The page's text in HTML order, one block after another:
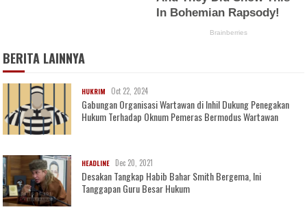
BERITA LAINNYA
HUKRIM Oct 22, 2024
Gabungan Organisasi Wartawan di Inhil Dukung Penegakan
Hukum Terhadap Oknum Pemeras Bermodus Wartawan
HEADLINE Dec 20, 2021
Desakan Tangkap Habib Bahar Smith Bergema, Ini
Tanggapan Guru Besar Hukum